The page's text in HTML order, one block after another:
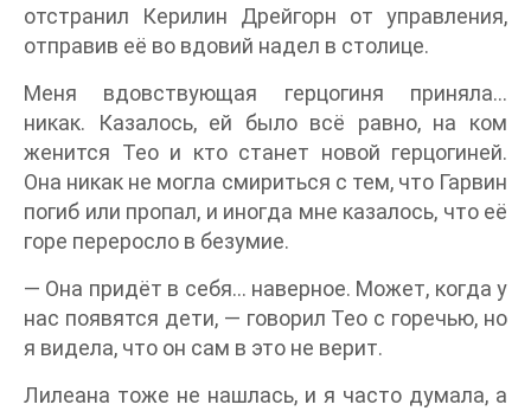
отстранил Керилин Дрейгорн от управления,
отправив её во вдовий надел в столице.
Меня вдовствующая герцогиня приняла…
никак. Казалось, ей было всё равно, на ком
женится Тео и кто станет новой герцогиней.
Она никак не могла смириться с тем, что Гарвин
погиб или пропал, и иногда мне казалось, что её
горе переросло в безумие.
— Она придёт в себя… наверное. Может, когда у
нас появятся дети, — говорил Тео с горечью, но
я видела, что он сам в это не верит.
Лилеана тоже не нашлась, и я часто думала, а